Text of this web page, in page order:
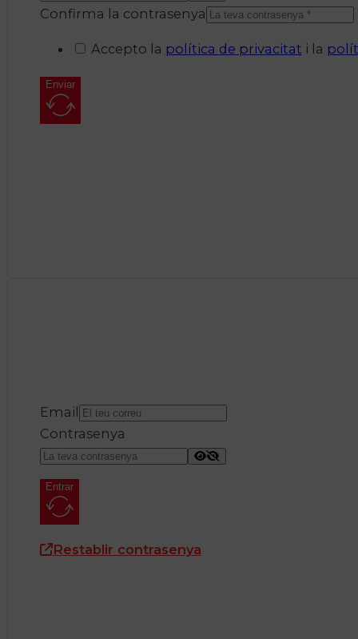
Confirma la contrasenya
Accepto la política de privacitat i la
Enviar
Email
Contrasenya
Entrar
Restablir contrasenya